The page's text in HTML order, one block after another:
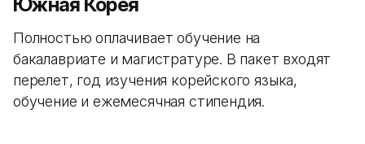
Полностью оплачивает обучение на
бакалавриате и магистратуре. В пакет входят
перелет, год изучения корейского языка,
обучение и ежемесячная стипендия.